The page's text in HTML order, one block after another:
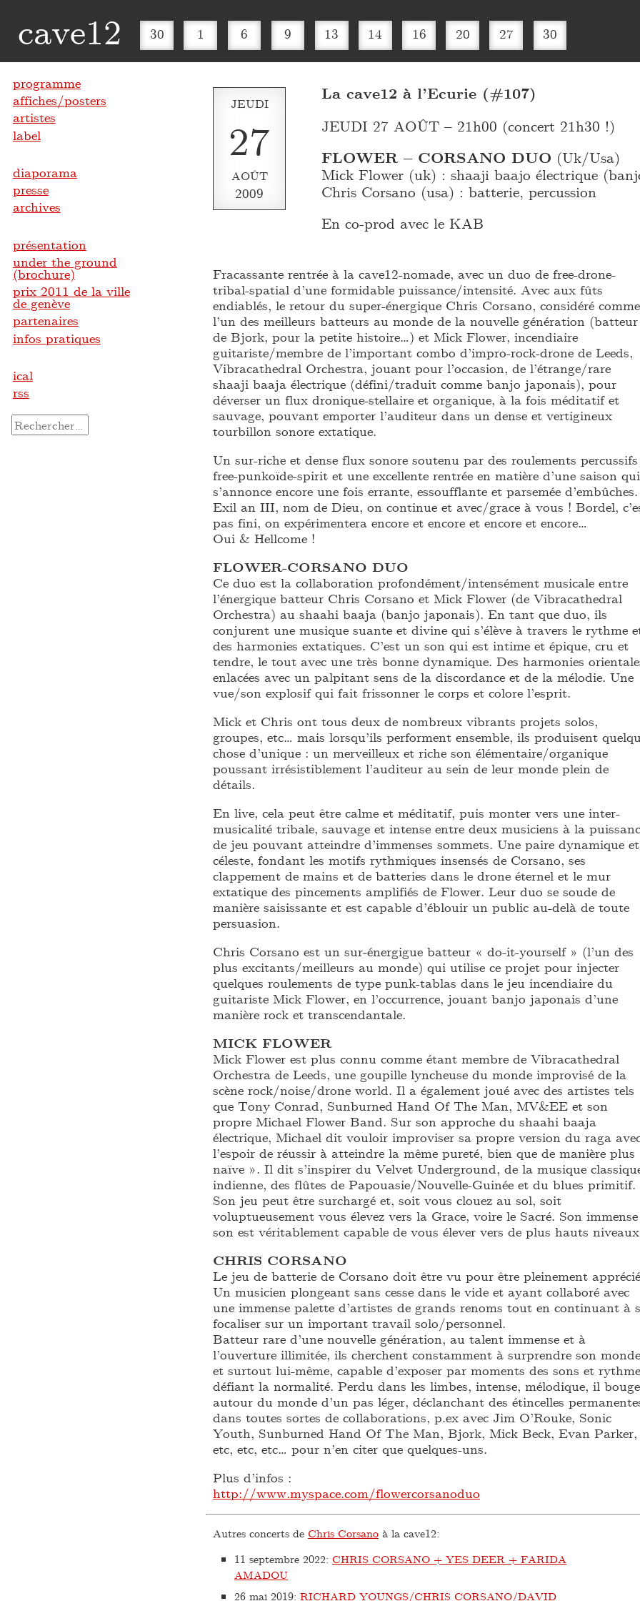
cave12 30 1 6 9 13 14 16 20 27 30
JEUDI
27
AOÛT
2009
La cave12 à l’Ecurie (#107)
JEUDI 27 AOÛT – 21h00 (concert 21h30 !)
FLOWER – CORSANO DUO (Uk/Usa)
Mick Flower (uk) : shaaji baajo électrique
Chris Corsano (usa) : batterie, percussion
En co-prod avec le KAB
Fracassante rentrée à la cave12-nomade, avec un duo de free-drone-
tribal-spatial d’une formidable puissance/intensité. Avec aux fûts
endiablés, le retour du super-énergique Chris Corsano, considéré comme
l’un des meilleurs batteurs au monde de la nouvelle génération (batteur
de Bjork, pour la petite histoire…) et Mick Flower, incendiaire
guitariste/membre de l’important combo d’impro-rock-drone de Leeds,
Vibracathedral Orchestra, jouant pour l’occasion, de l’étrange/rare
shaaji baaja électrique (défini/traduit comme banjo japonais), pour
déverser un flux dronique-stellaire et organique, à la fois méditatif et
sauvage, pouvant emporter l’auditeur dans un dense et vertigineux
tourbillon sonore extatique.
Un sur-riche et dense flux sonore soutenu par des roulements percussifs
free-punkoïde-spirit et une excellente rentrée en matière d’une saison qui
s’annonce encore une fois errante, essoufflante et parsemée d’embûches.
Exil an III, nom de Dieu, on continue et avec/grace à vous ! Bordel,
pas fini, on expérimentera encore et encore et encore et encore…
Oui & Hellcome !
FLOWER-CORSANO DUO
Ce duo est la collaboration profondément/intensément musicale entre
l’énergique batteur Chris Corsano et Mick Flower (de Vibracathedral
Orchestra) au shaahi baaja (banjo japonais). En tant que duo, ils
conjurent une musique suante et divine qui s’élève à travers le rythme
des harmonies extatiques. C’est un son qui est intime et épique, cru et
tendre, le tout avec une très bonne dynamique. Des harmonies
enlacées avec un palpitant sens de la discordance et de la mélodie. Une
vue/son explosif qui fait frissonner le corps et colore l’esprit.
Mick et Chris ont tous deux de nombreux vibrants projets solos,
groupes, etc… mais lorsqu’ils performent ensemble, ils produisent
chose d’unique : un merveilleux et riche son élémentaire/organique
poussant irrésistiblement l’auditeur au sein de leur monde plein de
détails.
En live, cela peut être calme et méditatif, puis monter vers une inter-
musicalité tribale, sauvage et intense entre deux musiciens à la
de jeu pouvant atteindre d’immenses sommets. Une paire dynamique et
céleste, fondant les motifs rythmiques insensés de Corsano, ses
clappement de mains et de batteries dans le drone éternel et le mur
extatique des pincements amplifiés de Flower. Leur duo se soude de
manière saisissante et est capable d’éblouir un public au-delà de toute
persuasion.
Chris Corsano est un sur-énergigue batteur « do-it-yourself » (l’un des
plus excitants/meilleurs au monde) qui utilise ce projet pour injecter
quelques roulements de type punk-tablas dans le jeu incendiaire du
guitariste Mick Flower, en l’occurrence, jouant banjo japonais d’une
manière rock et transcendantale.
MICK FLOWER
Mick Flower est plus connu comme étant membre de Vibracathedral
Orchestra de Leeds, une goupille lyncheuse du monde improvisé de la
scène rock/noise/drone world. Il a également joué avec des artistes tels
que Tony Conrad, Sunburned Hand Of The Man, MV&EE et son
propre Michael Flower Band. Sur son approche du shaahi baaja
électrique, Michael dit vouloir improviser sa propre version du raga
l’espoir de réussir à atteindre la même pureté, bien que de manière plus
naïve ». Il dit s’inspirer du Velvet Underground, de la musique
indienne, des flûtes de Papouasie/Nouvelle-Guinée et du blues primitif.
Son jeu peut être surchargé et, soit vous clouez au sol, soit
voluptueusement vous élevez vers la Grace, voire le Sacré. Son immense
son est véritablement capable de vous élever vers de plus hauts
CHRIS CORSANO
Le jeu de batterie de Corsano doit être vu pour être pleinement
Un musicien plongeant sans cesse dans le vide et ayant collaboré avec
une immense palette d’artistes de grands renoms tout en continuant à
focaliser sur un important travail solo/personnel.
Batteur rare d’une nouvelle génération, au talent immense et à
l’ouverture illimitée, ils cherchent constamment à surprendre son monde
et surtout lui-même, capable d’exposer par moments des sons et
défiant la normalité. Perdu dans les limbes, intense, mélodique, il bouge
autour du monde d’un pas léger, déclanchant des étincelles
dans toutes sortes de collaborations, p.ex avec Jim O’Rouke, Sonic
Youth, Sunburned Hand Of The Man, Bjork, Mick Beck, Evan Parker,
etc, etc, etc… pour n’en citer que quelques-uns.
Plus d’infos :
http://www.myspace.com/flowercorsanoduo
Autres concerts de Chris Corsano à la cave12:
11 septembre 2022: CHRIS CORSANO + YES DEER + FARIDA
AMADOU
26 mai 2019: RICHARD YOUNGS/CHRIS CORSANO/DAVID
programme
affiches/posters
artistes
label
diaporama
presse
archives
présentation
under the ground
(brochure)
prix 2011 de la ville
de genève
partenaires
infos pratiques
ical
rss
Rechercher :